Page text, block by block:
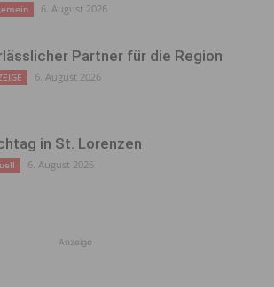
6. August 2026
Partner für die Region
6. August 2026
in St. Lorenzen
6. August 2026
Anzeige